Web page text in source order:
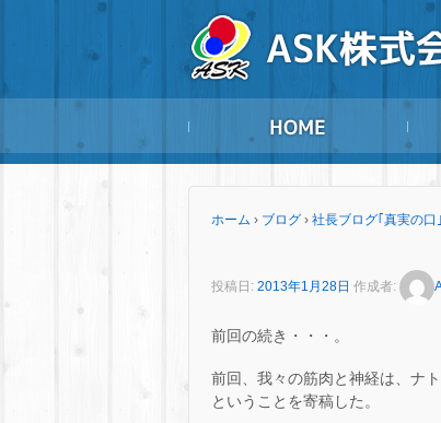
ホーム › ブログ › 社長ブログ｢真実の口｣
投稿日: 2013年1月28日 作成者:
前回の続き・・・。
前回、我々の筋肉と神経は、ナ
ということを寄稿した。